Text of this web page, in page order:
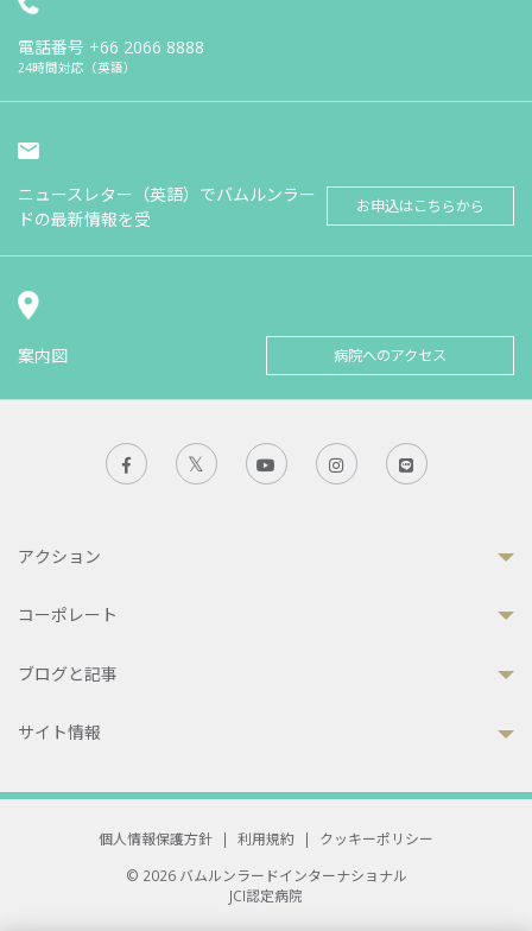
電話番号 +66 2066 8888
24時間対応（英語）
ニュースレター（英語）でバムルンラー
ドの最新情報を受
お申込はこちらから
案内図 病院へのアクセス
アクション
コーポレート
ブログと記事
サイト情報
個人情報保護方針 | 利用規約 |
クッキーポリシー
© 2026 バムルンラードインターナショナル
JCI認定病院